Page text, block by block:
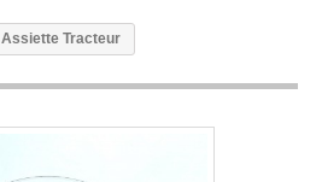
Assiette Tracteur